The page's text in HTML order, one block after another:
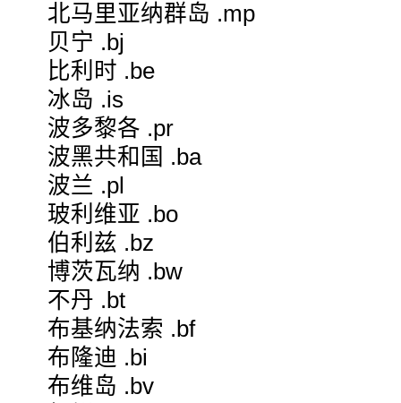
北马里亚纳群岛 .mp
贝宁 .bj
比利时 .be
冰岛 .is
波多黎各 .pr
波黑共和国 .ba
波兰 .pl
玻利维亚 .bo
伯利兹 .bz
博茨瓦纳 .bw
不丹 .bt
布基纳法索 .bf
布隆迪 .bi
布维岛 .bv